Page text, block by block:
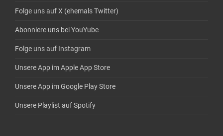
Folge uns auf X (ehemals Twitter)
Abonniere uns bei YouYube
Folge uns auf Instagram
Unsere App im Apple App Store
Unsere App im Google Play Store
Unsere Playlist auf Spotify